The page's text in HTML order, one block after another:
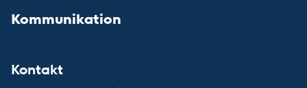
Kommunikation
Kontakt